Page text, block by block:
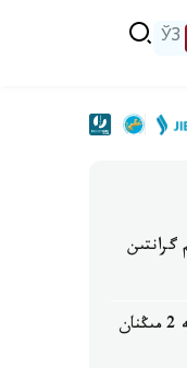
ЎЗ
گرانتىن
قازاقستاندىق ج و و- لار تالاپكەرلەرگە 2 مىڭنان